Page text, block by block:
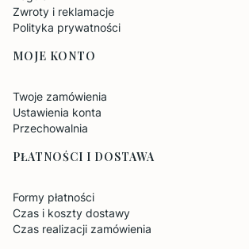
Zwroty i reklamacje
Polityka prywatności
MOJE KONTO
Twoje zamówienia
Ustawienia konta
Przechowalnia
PŁATNOŚCI I DOSTAWA
Formy płatności
Czas i koszty dostawy
Czas realizacji zamówienia